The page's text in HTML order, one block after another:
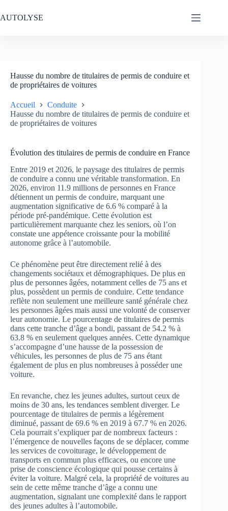
au
contenu
AUTOLYSE
Hausse du nombre de titulaires de permis de conduire et
de propriétaires de voitures
Accueil
Conduite
Hausse du nombre de titulaires de permis de conduire et
de propriétaires de voitures
Évolution des titulaires de permis de conduire en France
Entre 2019 et 2026, le paysage des titulaires de permis
de conduire a connu une véritable transformation. En
2026, environ 11.9 millions de personnes en France
détiennent un permis de conduire, marquant une
augmentation significative de 6.6 % comparé à la
période pré-pandémique. Cette évolution est
particulièrement marquante chez les seniors, où l’on
constate une appétence croissante pour la mobilité
autonome grâce à l’automobile.
Ce phénomène peut être directement relié à des
changements sociétaux et démographiques. De plus en
plus de personnes âgées, notamment celles de 75 ans et
plus, possèdent un permis de conduire. Cette tendance
reflète non seulement une meilleure santé générale chez
les personnes âgées mais aussi une volonté de conserver
leur autonomie. Le pourcentage de titulaires de permis
dans cette tranche d’âge a bondi, passant de 54.2 % à
63.8 % en seulement quelques années. Cette dynamique
s’accompagne d’une hausse de la possession de
véhicules, les personnes de plus de 75 ans étant
également de plus en plus nombreuses à posséder une
voiture.
En revanche, chez les jeunes adultes, surtout ceux de
moins de 30 ans, les tendances semblent diverger. Le
pourcentage de titulaires de permis a légèrement
diminué, passant de 69.6 % en 2019 à 67.7 % en 2026.
Cela pourrait s’expliquer par de nombreux facteurs :
l’émergence de nouvelles façons de se déplacer, comme
les services de covoiturage, le développement de
transports en commun plus efficaces, ou encore une
prise de conscience écologique qui pousse certains à
éviter la voiture. Malgré cela, la propriété de voitures au
sein de cette même tranche d’âge a connu une
augmentation, signalant une complexité dans le rapport
des jeunes adultes à l’automobile.